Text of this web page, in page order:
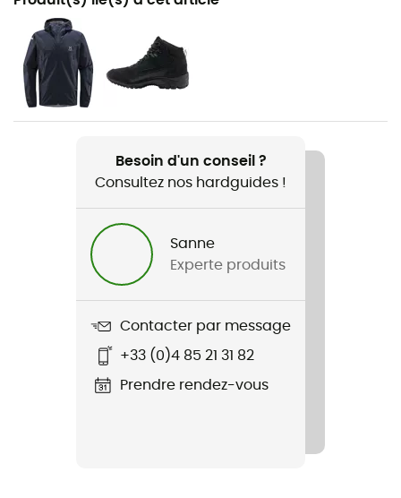
Randonnée / Ski de randonnée / Trekking / Alpinisme
/ Lifestyle / Ski
Genre
Homme
Nom du produit
L.I.M Mimic Hood
Caractéristiques
Besoin d'un conseil ?
Consultez nos hardguides !
Sanne
Experte produits
Contacter par message
+33 (0)4 85 21 31 82
Prendre rendez-vous